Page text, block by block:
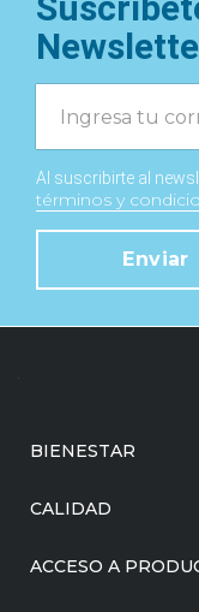
Al suscribirte al
términos y
Enviar
BIENESTAR
CALIDAD
ACCESO A